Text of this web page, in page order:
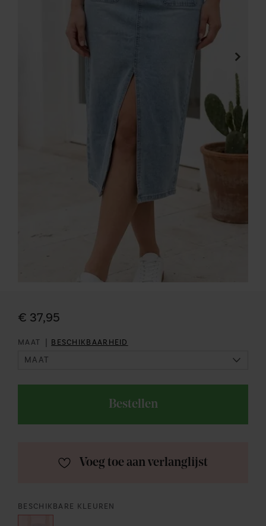
€ 37,95
MAAT | BESCHIKBAARHEID
BESCHIKBARE KLEUREN
Bestellen
Voeg toe aan verlanglijst